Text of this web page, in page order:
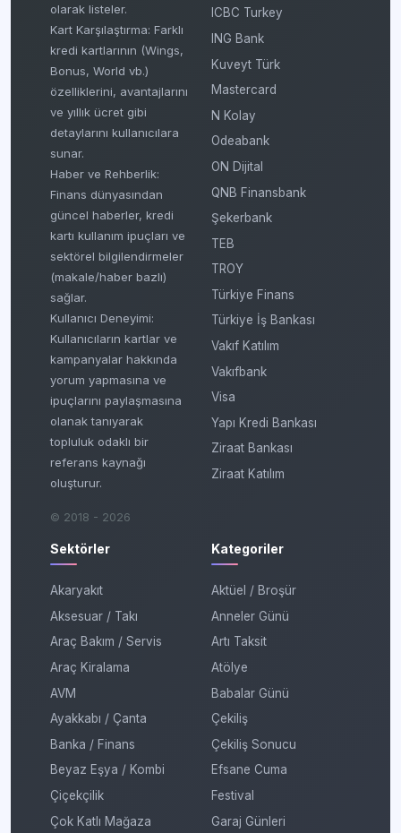
olarak listeler.
Kart Karşılaştırma: Farklı
kredi kartlarının (Wings,
Bonus, World vb.)
özelliklerini, avantajlarını
ve yıllık ücret gibi
detaylarını kullanıcılara
sunar.
Haber ve Rehberlik:
Finans dünyasından
güncel haberler, kredi
kartı kullanım ipuçları ve
sektörel bilgilendirmeler
(makale/haber bazlı)
sağlar.
Kullanıcı Deneyimi:
Kullanıcıların kartlar ve
kampanyalar hakkında
yorum yapmasına ve
ipuçlarını paylaşmasına
olanak tanıyarak
topluluk odaklı bir
referans kaynağı
oluşturur.
© 2018 - 2026
ICBC Turkey
ING Bank
Kuveyt Türk
Mastercard
N Kolay
Odeabank
ON Dijital
QNB Finansbank
Şekerbank
TEB
TROY
Türkiye Finans
Türkiye İş Bankası
Vakıf Katılım
Vakıfbank
Visa
Yapı Kredi Bankası
Ziraat Bankası
Ziraat Katılım
Sektörler
Akaryakıt
Aksesuar / Takı
Araç Bakım / Servis
Araç Kiralama
AVM
Ayakkabı / Çanta
Banka / Finans
Beyaz Eşya / Kombi
Çiçekçilik
Çok Katlı Mağaza
Kategoriler
Aktüel / Broşür
Anneler Günü
Artı Taksit
Atölye
Babalar Günü
Çekiliş
Çekiliş Sonucu
Efsane Cuma
Festival
Garaj Günleri